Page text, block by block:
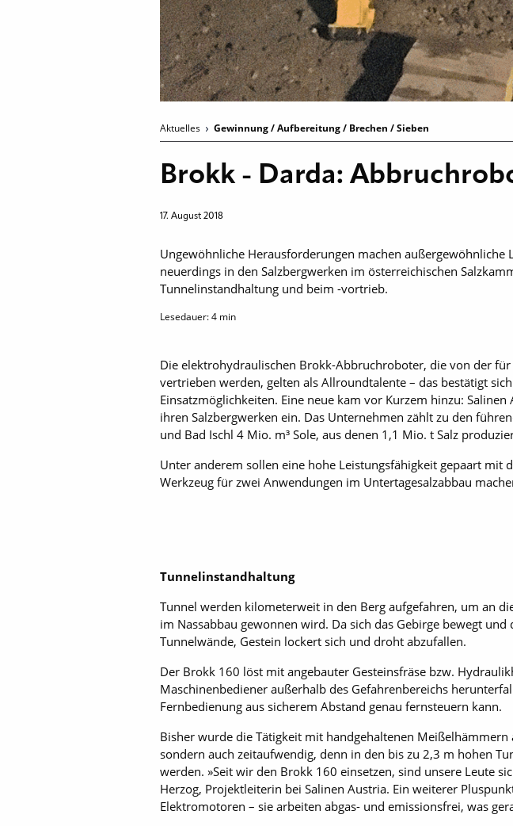
Aktuelles Gewinnung / Aufbereitung / Brechen / Sieben
Brokk - Darda:
17. August 2018
Ungewöhnliche Herausforderungen machen
neuerdings in den Salzbergwerken im österreichischen
Tunnelinstandhaltung und beim -vortrieb.
Lesedauer:4 min
Die elektrohydraulischen Brokk-Abbruchroboter, die von der
vertrieben werden, gelten als Allroundtalente – das bestätigt
Einsatzmöglichkeiten. Eine neue kam vor Kurzem hinzu:
ihren Salzbergwerken ein. Das Unternehmen zählt zu den
und Bad Ischl 4 Mio. m³ Sole, aus denen 1,1 Mio. t Salz
Unter anderem sollen eine hohe Leistungsfähigkeit gepaart
Werkzeug für zwei Anwendungen im Untertagesalzabbau
Tunnelinstandhaltung
Tunnel werden kilometerweit in den Berg aufgefahren, um an
im Nassabbau gewonnen wird. Da sich das Gebirge bewegt
Tunnelwände, Gestein lockert sich und droht abzufallen.
Der Brokk 160 löst mit angebauter Gesteinsfräse bzw.
Maschinenbediener außerhalb des Gefahrenbereichs
Fernbedienung aus sicherem Abstand genau fernsteuern kann.
Bisher wurde die Tätigkeit mit handgehaltenen
sondern auch zeitaufwendig, denn in den bis zu 2,3 m hohen
werden. »Seit wir den Brokk 160 einsetzen, sind unsere Leute
Herzog, Projektleiterin bei Salinen Austria. Ein weiterer
Elektromotoren – sie arbeiten abgas- und emissionsfrei, was